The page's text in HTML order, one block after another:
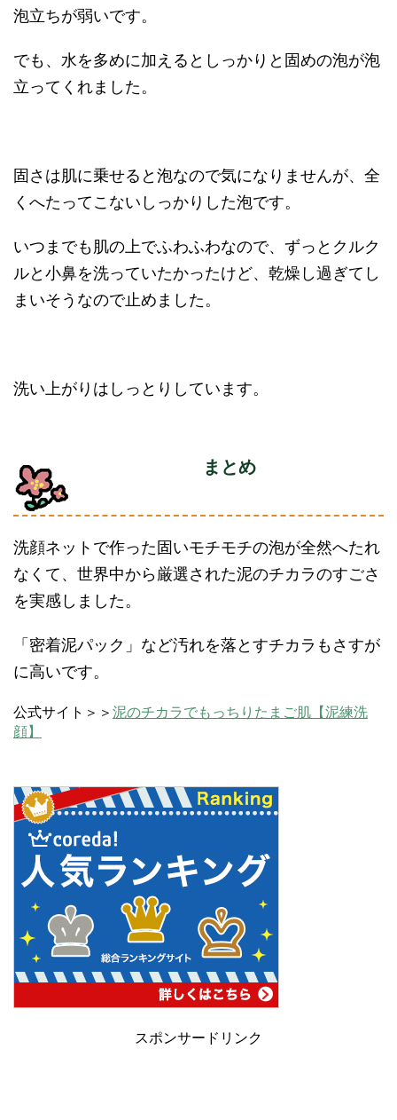
泡立ちが弱いです。
でも、水を多めに加えるとしっかりと固めの泡が泡
立ってくれました。
固さは肌に乗せると泡なので気になりませんが、全
くへたってこないしっかりした泡です。
いつまでも肌の上でふわふわなので、ずっとクルク
ルと小鼻を洗っていたかったけど、乾燥し過ぎてし
まいそうなので止めました。
洗い上がりはしっとりしています。
まとめ
洗顔ネットで作った固いモチモチの泡が全然へたれ
なくて、世界中から厳選された泥のチカラのすごさ
を実感しました。
「密着泥パック」など汚れを落とすチカラもさすが
に高いです。
公式サイト＞＞ 泥のチカラでもっちりたまご肌【泥練洗
顔】
スポンサードリンク